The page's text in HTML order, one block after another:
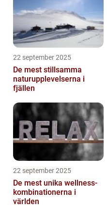
22 september 2025
De mest stillsamma
naturupplevelserna i
fjällen
22 september 2025
De mest unika wellness-
kombinationerna i
världen